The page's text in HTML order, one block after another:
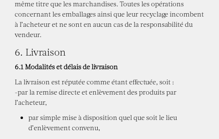
même titre que les marchandises. Toutes les opérations
concernant les emballages ainsi que leur recyclage incombent
à l’acheteur et ne sont en aucun cas de la responsabilité du
vendeur.
6. Livraison
6.1 Modalités et délais de livraison
La livraison est réputée comme étant effectuée, soit :
-par la remise directe et enlèvement des produits par
l’acheteur,
par simple mise à disposition quel que soit le lieu
d’enlèvement convenu,